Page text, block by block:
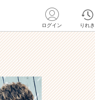
ログイン りれき